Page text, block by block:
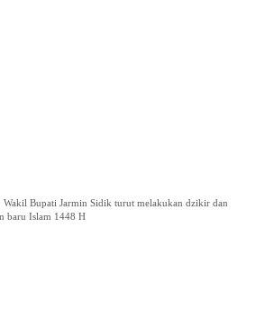
Wakil Bupati Jarmin Sidik turut melakukan dzikir dan
baru Islam 1448 H